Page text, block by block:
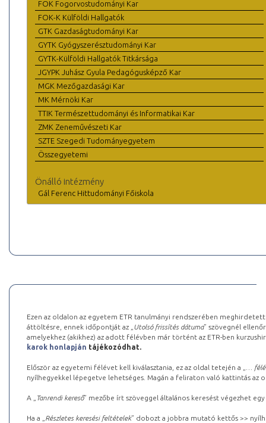
FOK Fogorvostudományi Kar
FOK-K Külföldi Hallgatók
GTK Gazdaságtudományi Kar
GYTK Gyógyszerésztudományi Kar
GYTK-Külföldi Hallgatók Titkársága
JGYPK Juhász Gyula Pedagógusképző Kar
MGK Mezőgazdasági Kar
MK Mérnöki Kar
TTIK Természettudományi és Informatikai Kar
ZMK Zeneművészeti Kar
SZTE Szegedi Tudományegyetem
Összegyetemi
Önálló intézmény
Gál Ferenc Hittudományi Főiskola
Ezen az oldalon az egyetem ETR tanulmányi rendszerében
áttöltésre, ennek időpontját az „ Utolsó frissítés dátuma” szövegnél
amelyekhez (akikhez) az adott félévben már történt az ETR-ben
karok honlapján tájékozódhat.
Először az egyetemi félévet kell kiválasztania, ez az oldal tetején a „
…
nyílhegyekkel lépegetve lehetséges. Magán a feliraton való kattintás az
A „ Tanrendi kereső” mezőbe írt szöveggel általános keresést végezhet
Ha a „ Részletes keresési feltételek” dobozt a jobbra mutató kettős >>